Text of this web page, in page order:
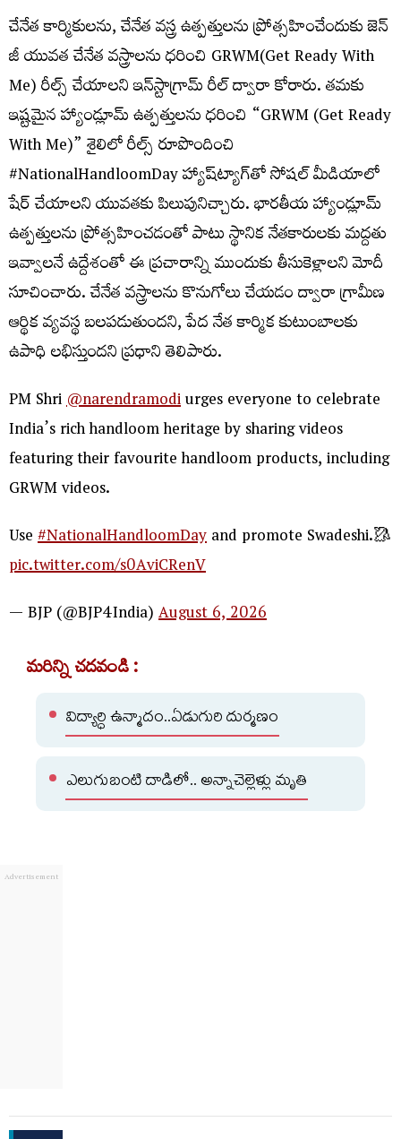
చేనేత కార్మికులను, చేనేత వస్త్ర ఉత్పత్తులను ప్రోత్సహించేందుకు జెన్
జీ యువత చేనేత వస్త్రాలను ధరించి GRWM(Get Ready With
Me) రీల్స్ చేయాలని ఇన్‌స్టాగ్రామ్ రీల్‌ ద్వారా కోరారు. తమకు
ఇష్టమైన హ్యాండ్లూమ్ ఉత్పత్తులను ధరించి “GRWM (Get Ready
With Me)” శైలిలో రీల్స్ రూపొందించి
#NationalHandloomDay హ్యాష్‌ట్యాగ్‌తో సోషల్ మీడియాలో
షేర్ చేయాలని యువతకు పిలుపునిచ్చారు. భారతీయ హ్యాండ్లూమ్
ఉత్పత్తులను ప్రోత్సహించడంతో పాటు స్థానిక నేతకారులకు మద్దతు
ఇవ్వాలనే ఉద్దేశంతో ఈ ప్రచారాన్ని ముందుకు తీసుకెళ్లాలని మోదీ
సూచించారు. చేనేత వస్త్రాలను కొనుగోలు చేయడం ద్వారా గ్రామీణ
ఆర్థిక వ్యవస్థ బలపడుతుందని, పేద నేత కార్మిక కుటుంబాలకు
ఉపాధి లభిస్తుందని ప్రధాని తెలిపారు.
PM Shri@narendramodiurges everyone to celebrate
India’s rich handloom heritage by sharing videos
featuring their favourite handloom products, including
GRWM videos.
Use#NationalHandloomDayand promote Swadeshi.🥻
pic.twitter.com/s0AviCRenV
— BJP (@BJP4India)August 6, 2026
మరిన్ని చదవండి :
విద్యార్ధి ఉన్మాదం..ఏడుగురి దుర్మణం
ఎలుగుబంటి దాడిలో.. అన్నాచెల్లెళ్లు మృతి